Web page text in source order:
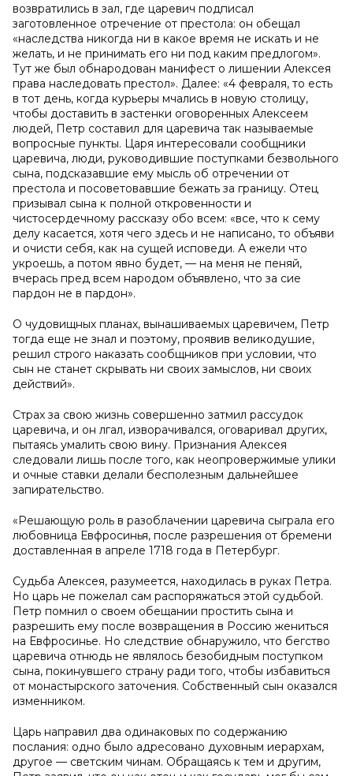
возвратились в зал, где царевич подписал
заготовленное отречение от престола: он обещал
«наследства никогда ни в какое время не искать и не
желать, и не принимать eго ни под каким предлогом».
Тут же был обнародован манифест о лишении Алексея
права наследовать престол». Далее: «4 февраля, то есть
в тот день, когда курьеры мчались в новую столицу,
чтобы доставить в застенки оговоренных Алексеем
людей, Петр составил для царевича так называемые
вопросные пункты. Царя интересовали сообщники
царевича, люди, руководившие поступками безвольного
сына, подсказавшие ему мысль об отречении от
престола и посоветовавшие бежать за границу. Отец
призывал сына к полной откровенности и
чистосердечному рассказу обо всем: «все, что к сему
делу касается, хотя чего здесь и не написано, то объяви
и очисти себя, как на сущей исповеди. А ежели что
укроешь, а потом явно будет, — на меня не пеняй,
вчерась пред всем народом объявлено, что за сие
пардон не в пардон».
О чудовищных планах, вынашиваемых царевичем, Петр
тогда еще не знал и поэтому, проявив великодушие,
решил строго наказать сообщников при условии, что
сын не станет скрывать ни своих замыслов, ни своих
действий».
Страх за свою жизнь совершенно затмил рассудок
царевича, и он лгал, изворачивался, оговаривал других,
пытаясь умалить свою вину. Признания Алексея
следовали лишь после того, как неопровержимые улики
и очные ставки делали бесполезным дальнейшее
запирательство.
«Решающую роль в разоблачении царевича сыграла его
любовница Евфросинья, после разрешения от бремени
доставленная в апреле 1718 года в Петербург.
Судьба Алексея, разумеется, находилась в руках Петра.
Но царь не пожелал сам распоряжаться этой судьбой.
Петр помнил о своем обещании простить сына и
разрешить ему после возвращения в Россию жениться
на Евфросинье. Но следствие обнаружило, что бегство
царевича отнюдь не являлось безобидным поступком
сына, покинувшего страну ради того, чтобы избавиться
от монастырского заточения. Собственный сын оказался
изменником.
Царь направил два одинаковых по содержанию
послания: одно было адресовано духовным иерархам,
другое — светским чинам. Обращаясь к тем и другим,